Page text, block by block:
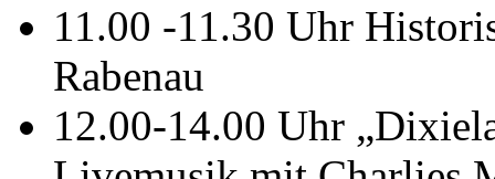
11.00 -11.30 Uhr
Rabenau
12.00-14.00 Uhr